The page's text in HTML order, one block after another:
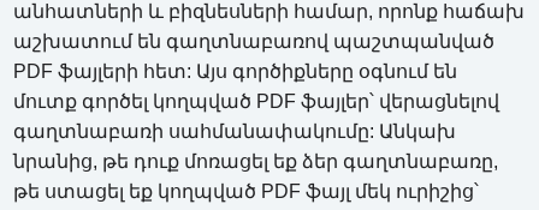
անհատների և բիզնեսների համար, որոնք հաճախ
աշխատում են գաղտնաբառով պաշտպանված
PDF ֆայլերի հետ: Այս գործիքները օգնում են
մուտք գործել կողպված PDF ֆայլեր՝ վերացնելով
գաղտնաբառի սահմանափակումը: Անկախ
նրանից, թե դուք մոռացել եք ձեր գաղտնաբառը,
թե ստացել եք կողպված PDF ֆայլ մեկ ուրիշից՝